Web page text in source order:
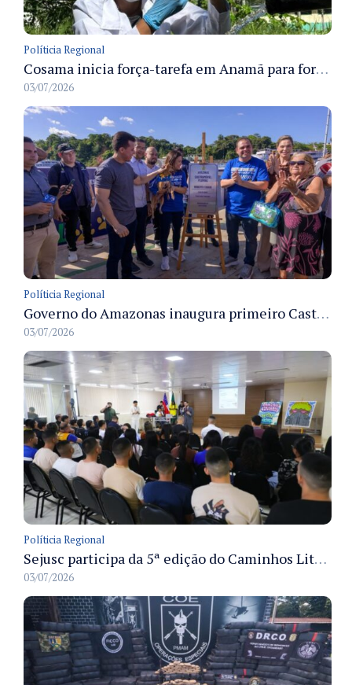
Políticia Regional
Cosama inicia força-tarefa em Anamã para fortalecer abastecimento de água e segurança hídrica da população
03/07/2026
Políticia Regional
Governo do Amazonas inaugura primeiro Castramóvel Fluvial para atendimento veterinário às comunidades ribeirinhas e castração gratuita
03/07/2026
Políticia Regional
Sejusc participa da 5ª edição do Caminhos Literários com foco na cultura hip-hop nas unidades socioeducativas
03/07/2026